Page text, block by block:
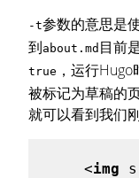
-t参数的意思是
到about.md 目前
true ，运行
被标记为草稿的
就可以看到我们
<img